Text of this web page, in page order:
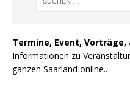
Termine, Event, Vorträge,
Informationen zu
ganzen Saarland online..